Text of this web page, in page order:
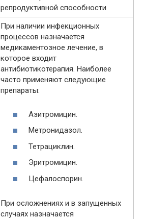
репродуктивной способности
При наличии инфекционных
процессов назначается
медикаментозное лечение, в
которое входит
антибиотикотерапия. Наиболее
часто применяют следующие
препараты:
Азитромицин.
Метронидазол.
Тетрациклин.
Эритромицин.
Цефалоспорин.
При осложнениях и в запущенных
случаях назначается